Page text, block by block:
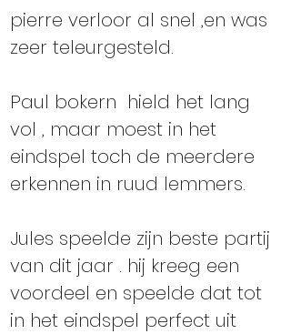
pierre verloor al snel ,en was
zeer teleurgesteld.
Paul bokern  hield het lang
vol , maar moest in het
eindspel toch de meerdere
erkennen in ruud lemmers.
Jules speelde zijn beste partij
van dit jaar . hij kreeg een
voordeel en speelde dat tot
in het eindspel perfect uit